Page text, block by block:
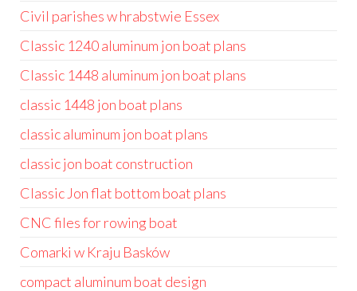
Civil parishes w hrabstwie Essex
Classic 1240 aluminum jon boat plans
Classic 1448 aluminum jon boat plans
classic 1448 jon boat plans
classic aluminum jon boat plans
classic jon boat construction
Classic Jon flat bottom boat plans
CNC files for rowing boat
Comarki w Kraju Basków
compact aluminum boat design